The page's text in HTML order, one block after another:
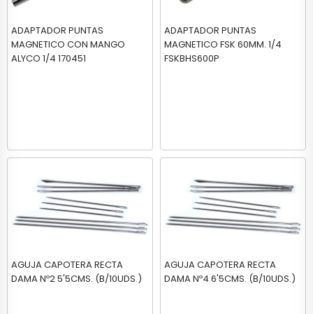
ADAPTADOR PUNTAS
MAGNETICO CON MANGO
ALYCO 1/4 170451
ADAPTADOR PUNTAS
MAGNETICO FSK 60MM. 1/4
FSKBHS600P
AGUJA CAPOTERA RECTA
DAMA Nº2 5'5CMS. (B/10UDS.)
AGUJA CAPOTERA RECTA
DAMA Nº4 6'5CMS. (B/10UDS.)